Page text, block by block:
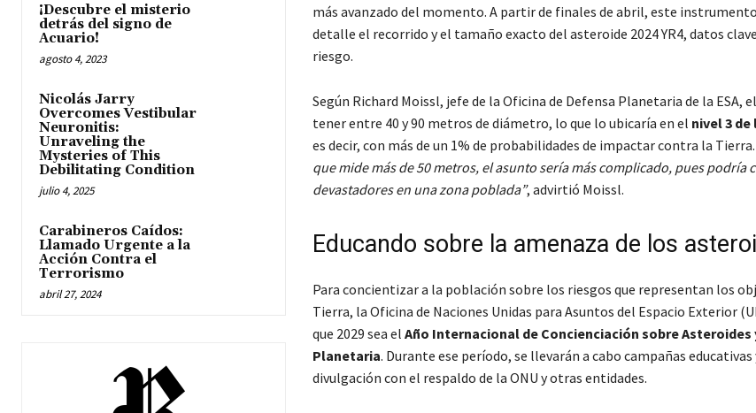
¡Descubre el misterio
detrás del signo de
Acuario!
agosto 4, 2023
Nicolás Jarry
Overcomes Vestibular
Neuronitis:
Unraveling the
Mysteries of This
Debilitating Condition
julio 4, 2025
Carabineros Caídos:
Llamado Urgente a la
Acción Contra el
Terrorismo
abril 27, 2024
más avanzado del momento. A partir de finales de abril, este
detalle el recorrido y el tamaño exacto del asteroide 2024 YR4, datos
riesgo.
Según Richard Moissl, jefe de la Oficina de Defensa Planetaria de la ESA,
tener entre 40 y 90 metros de diámetro, lo que lo ubicaría en el nivel 3
es decir, con más de un 1% de probabilidades de impactar contra la Tierra.
que mide más de 50 metros, el asunto sería más complicado, pues podría
devastadores en una zona poblada , advirtió Moissl.
Educando sobre la amenaza de los
Para concientizar a la población sobre los riesgos que representan los
Tierra, la Oficina de Naciones Unidas para Asuntos del Espacio Exterior
que 2029 sea el Año Internacional de Concienciación sobre Asteroides
Planetaria. Durante ese período, se llevarán a cabo campañas educativas
divulgación con el respaldo de la ONU y otras entidades.